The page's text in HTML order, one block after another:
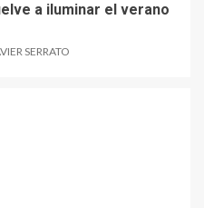
a iluminar el verano
SERRATO